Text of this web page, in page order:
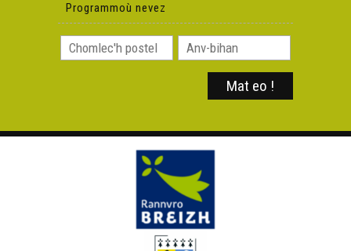
Programmoù nevez